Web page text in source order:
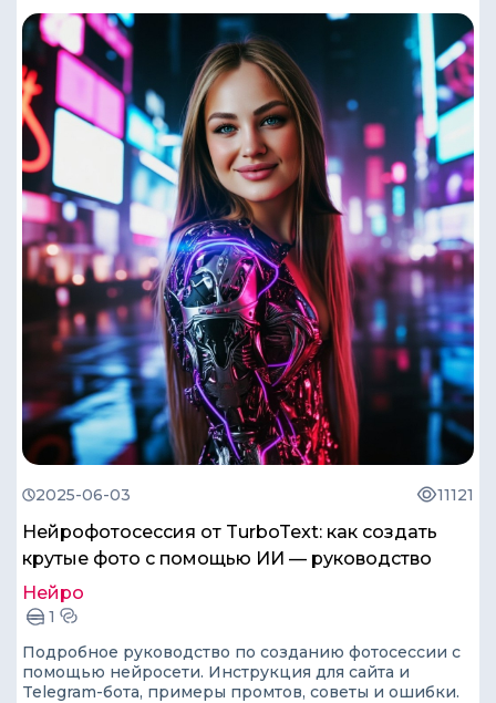
2025-06-03 11121
Нейрофотосессия от TurboText: как создать
крутые фото с помощью ИИ — руководство
Нейро
1
Подробное руководство по созданию фотосессии с
помощью нейросети. Инструкция для сайта и
Telegram-бота, примеры промтов, советы и ошибки.